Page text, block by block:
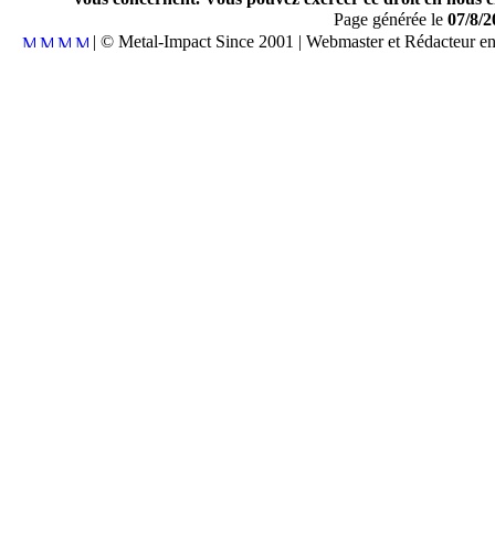
Page générée le 07/8/
| © Metal-Impact Since 2001 | Webmaster et Rédacteur